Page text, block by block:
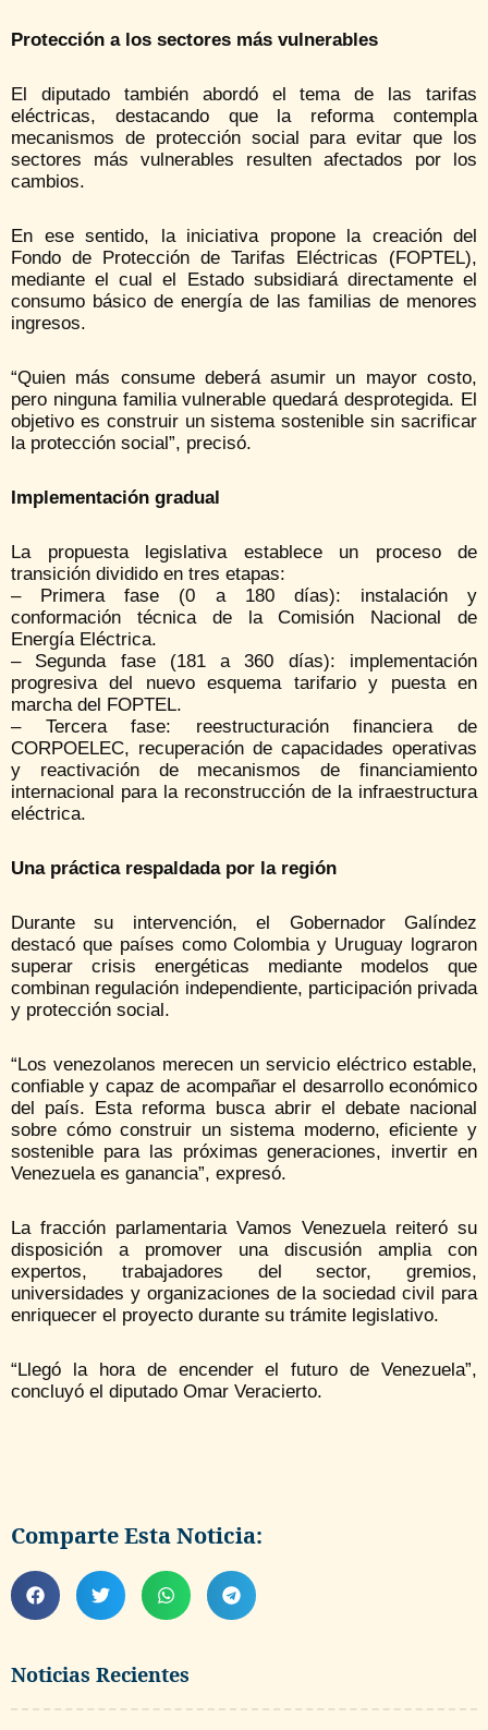
Noticias Recientes
Protección a los sectores más vulnerables
El diputado también abordó el tema de las tarifas
eléctricas, destacando que la reforma contempla
mecanismos de protección social para evitar que los
sectores más vulnerables resulten afectados por los
cambios.
En ese sentido, la iniciativa propone la creación del
Fondo de Protección de Tarifas Eléctricas (FOPTEL),
mediante el cual el Estado subsidiará directamente el
consumo básico de energía de las familias de menores
ingresos.
“Quien más consume deberá asumir un mayor costo,
pero ninguna familia vulnerable quedará desprotegida. El
objetivo es construir un sistema sostenible sin sacrificar
la protección social”, precisó.
Implementación gradual
La propuesta legislativa establece un proceso de
transición dividido en tres etapas:
– Primera fase (0 a 180 días): instalación y
conformación técnica de la Comisión Nacional de
Energía Eléctrica.
– Segunda fase (181 a 360 días): implementación
progresiva del nuevo esquema tarifario y puesta en
marcha del FOPTEL.
– Tercera fase: reestructuración financiera de
CORPOELEC, recuperación de capacidades operativas
y reactivación de mecanismos de financiamiento
internacional para la reconstrucción de la infraestructura
eléctrica.
Una práctica respaldada por la región
Durante su intervención, el Gobernador Galíndez
destacó que países como Colombia y Uruguay lograron
superar crisis energéticas mediante modelos que
combinan regulación independiente, participación privada
y protección social.
“Los venezolanos merecen un servicio eléctrico estable,
confiable y capaz de acompañar el desarrollo económico
del país. Esta reforma busca abrir el debate nacional
sobre cómo construir un sistema moderno, eficiente y
sostenible para las próximas generaciones, invertir en
Venezuela es ganancia”, expresó.
La fracción parlamentaria Vamos Venezuela reiteró su
disposición a promover una discusión amplia con
expertos, trabajadores del sector, gremios,
universidades y organizaciones de la sociedad civil para
enriquecer el proyecto durante su trámite legislativo.
“Llegó la hora de encender el futuro de Venezuela”,
concluyó el diputado Omar Veracierto.
Comparte Esta Noticia: